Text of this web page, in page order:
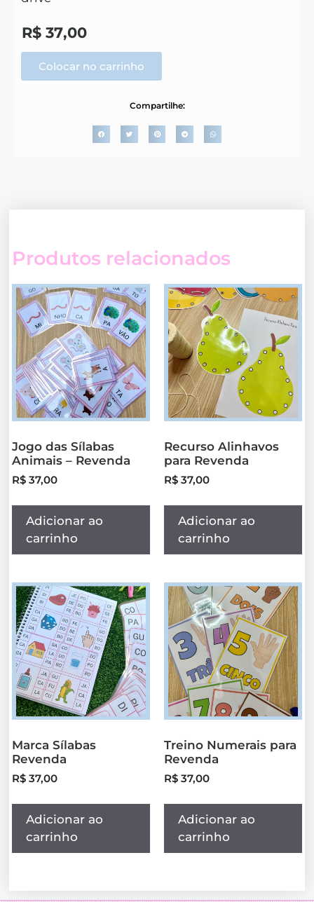
R$ 37,00
Colocar no carrinho
Compartilhe:
Produtos relacionados
Jogo das Sílabas
Animais – Revenda
R$ 37,00
Adicionar ao
carrinho
Recurso Alinhavos
para Revenda
R$ 37,00
Adicionar ao
carrinho
Marca Sílabas
Revenda
R$ 37,00
Adicionar ao
carrinho
Treino Numerais para
Revenda
R$ 37,00
Adicionar ao
carrinho